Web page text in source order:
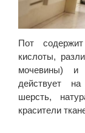
Пот
кислоты,
мочевины) и
действует
шерсть,
красители